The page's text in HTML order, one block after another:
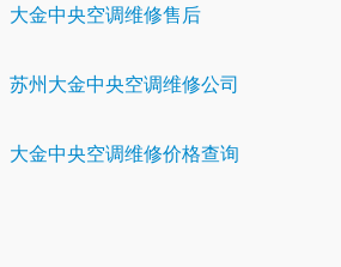
大金中央空调维修售后
苏州大金中央空调维修公司
大金中央空调维修价格查询